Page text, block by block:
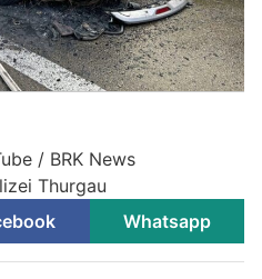
/ BRK News
Thurgau
Whatsapp